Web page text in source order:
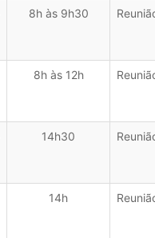
8h às 9h30
8h às 12h
14h30
14h